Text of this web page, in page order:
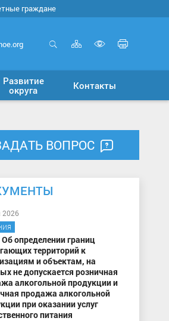
граждане
Карта
сайта
версию
для
Развитие
округа
Контакты
ВОПРОС
2026
определении границ
территорий к
и объектам, на
не допускается розничная
алкогольной продукции и
продажа алкогольной
при оказании услуг
питания